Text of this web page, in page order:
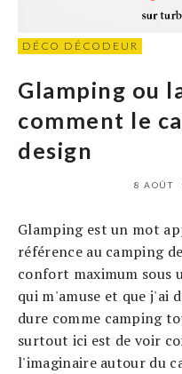
DÉCO DÉCODEUR
Glamping ou
comment le
design
8 AOÛT
Glamping est un mot
référence au camping
confort maximum sous
qui m'amuse et que j'ai
dure comme camping
surtout ici est de voir
l'imaginaire autour du